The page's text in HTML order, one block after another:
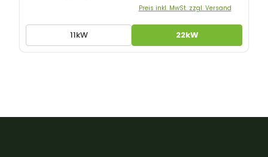
11kW 22kW
Preis inkl. MwSt. zzgl. Versand